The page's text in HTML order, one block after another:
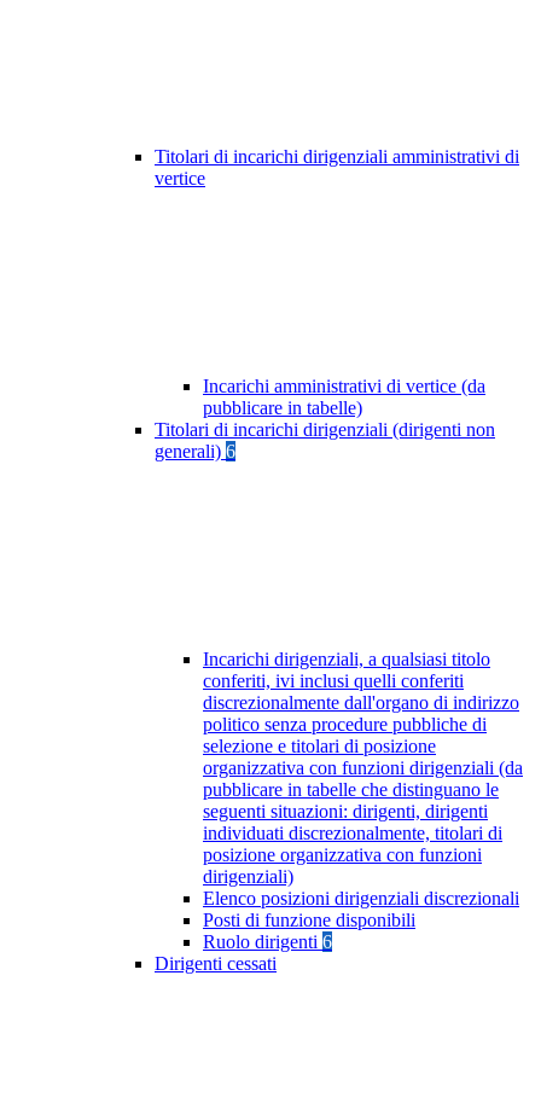
Titolari di incarichi dirigenziali amministrativi di
vertice
Incarichi amministrativi di vertice (da
pubblicare in tabelle)
Titolari di incarichi dirigenziali (dirigenti non
generali) 6
Incarichi dirigenziali, a qualsiasi titolo
conferiti, ivi inclusi quelli conferiti
discrezionalmente dall'organo di indirizzo
politico senza procedure pubbliche di
selezione e titolari di posizione
organizzativa con funzioni dirigenziali (da
pubblicare in tabelle che distinguano le
seguenti situazioni: dirigenti, dirigenti
individuati discrezionalmente, titolari di
posizione organizzativa con funzioni
dirigenziali)
Elenco posizioni dirigenziali discrezionali
Posti di funzione disponibili
Ruolo dirigenti 6
Dirigenti cessati